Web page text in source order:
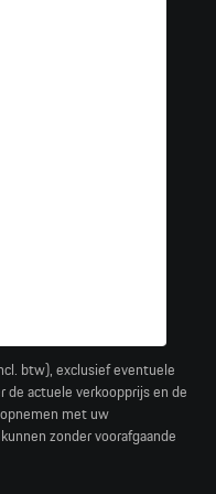
btw), exclusief eventuele
de actuele verkoopprijs en de
met uw
zonder voorafgaande